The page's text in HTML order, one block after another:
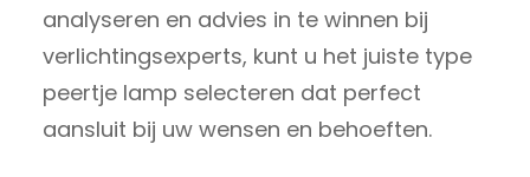
analyseren en advies in te winnen bij
verlichtingsexperts, kunt u het juiste type
peertje lamp selecteren dat perfect
aansluit bij uw wensen en behoeften.